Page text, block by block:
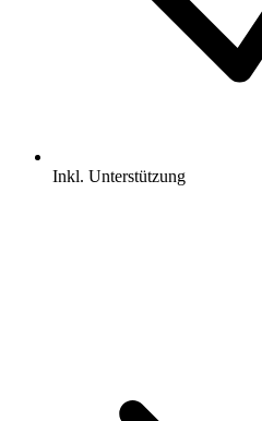
Inkl. Unterstützung